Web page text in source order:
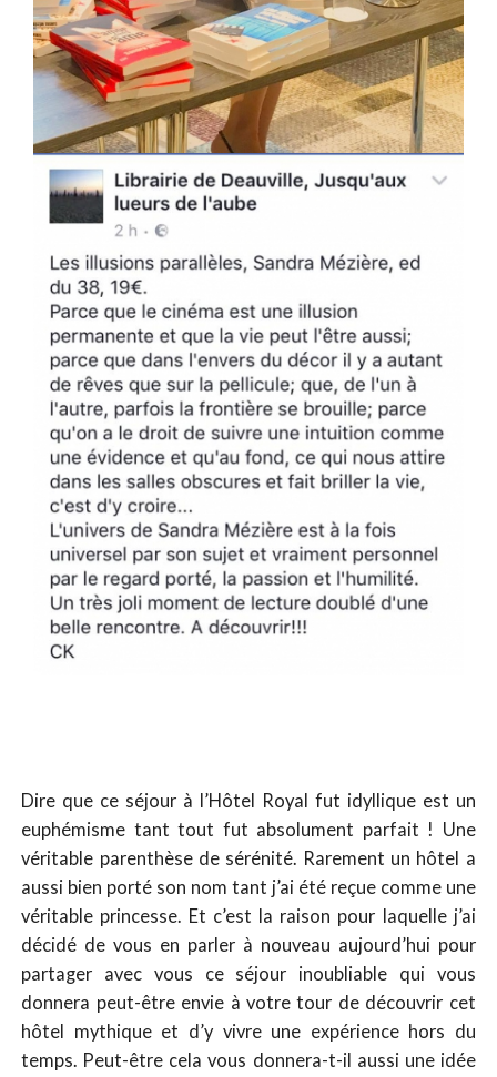
Dire que ce séjour à l’Hôtel Royal fut idyllique est un
euphémisme tant tout fut absolument parfait ! Une
véritable parenthèse de sérénité. Rarement un hôtel a
aussi bien porté son nom tant j’ai été reçue comme une
véritable princesse. Et c’est la raison pour laquelle j’ai
décidé de vous en parler à nouveau aujourd’hui pour
partager avec vous ce séjour inoubliable qui vous
donnera peut-être envie à votre tour de découvrir cet
hôtel mythique et d’y vivre une expérience hors du
temps. Peut-être cela vous donnera-t-il aussi une idée